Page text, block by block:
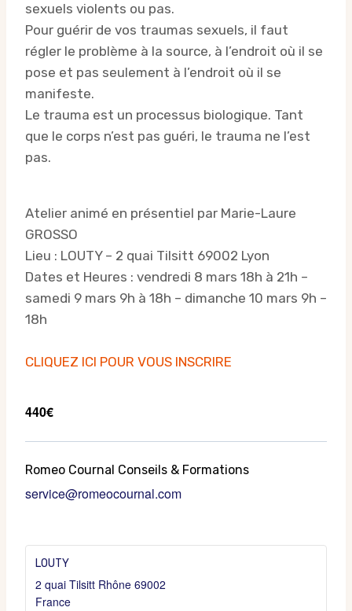
sexuels violents ou pas.
Pour guérir de vos traumas sexuels, il faut
régler le problème à la source, à l’endroit où il se
pose et pas seulement à l’endroit où il se
manifeste.
Le trauma est un processus biologique. Tant
que le corps n’est pas guéri, le trauma ne l’est
pas.
Atelier animé en présentiel par Marie-Laure
GROSSO
Lieu : LOUTY – 2 quai Tilsitt 69002 Lyon
Dates et Heures : vendredi 8 mars 18h à 21h –
samedi 9 mars 9h à 18h – dimanche 10 mars 9h –
18h
CLIQUEZ ICI POUR VOUS INSCRIRE
440€
Romeo Cournal Conseils & Formations
service@romeocournal.com
LOUTY
2 quai Tilsitt Rhône 69002
France